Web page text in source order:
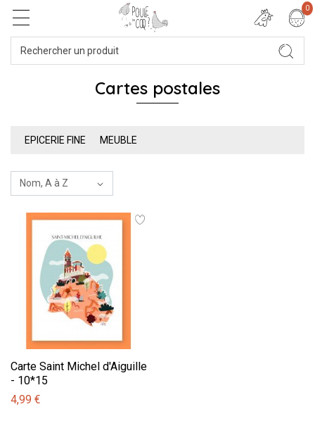
0
Cartes postales
EPICERIE FINE MEUBLE
Carte Saint Michel d'Aiguille
- 10*15
4,99 €